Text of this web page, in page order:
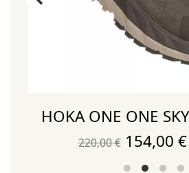
HOKA ONE ONE
220,00€ El
precio
154,00 €